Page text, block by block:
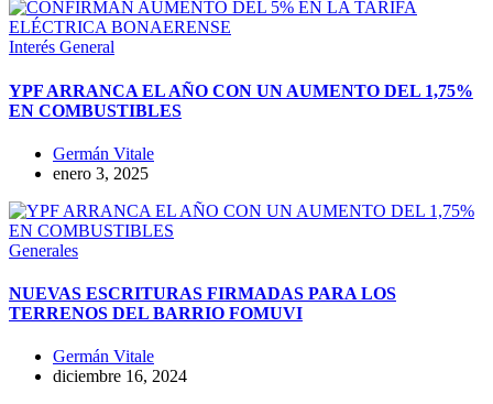
Interés General
YPF ARRANCA EL AÑO CON UN AUMENTO DEL 1,75%
EN COMBUSTIBLES
Germán Vitale
enero 3, 2025
Generales
NUEVAS ESCRITURAS FIRMADAS PARA LOS
TERRENOS DEL BARRIO FOMUVI
Germán Vitale
diciembre 16, 2024